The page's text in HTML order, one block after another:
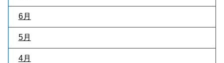
6月
5月
4月